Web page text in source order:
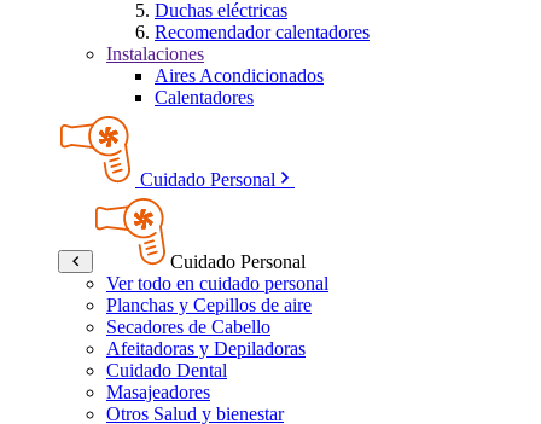
Duchas eléctricas
Recomendador calentadores
Instalaciones
Aires Acondicionados
Calentadores
Cuidado Personal
Cuidado Personal
Ver todo en cuidado personal
Planchas y Cepillos de aire
Secadores de Cabello
Afeitadoras y Depiladoras
Cuidado Dental
Masajeadores
Otros Salud y bienestar